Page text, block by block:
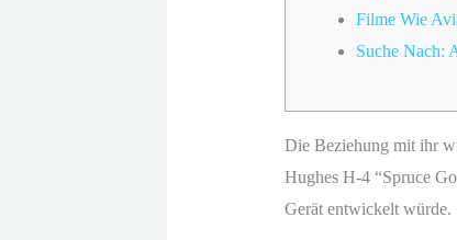
Filme Wie
Suche Nach:
Die Beziehung mit ihr
Hughes H-4 “Spruce
Gerät entwickelt würde.